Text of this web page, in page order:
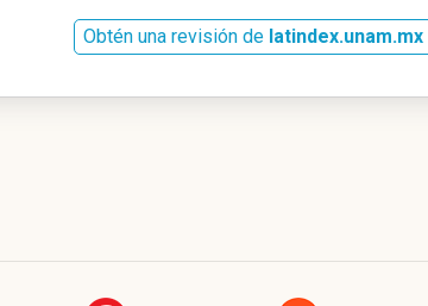
Obtén una revisión de latindex.unam.mx